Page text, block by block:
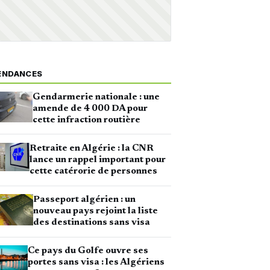
Gendarmerie nationale : une
amende de 4 000 DA pour
cette infraction routière
Retraite en Algérie : la CNR
lance un rappel important pour
cette catérorie de personnes
Passeport algérien : un
nouveau pays rejoint la liste
des destinations sans visa
Ce pays du Golfe ouvre ses
portes sans visa : les Algériens